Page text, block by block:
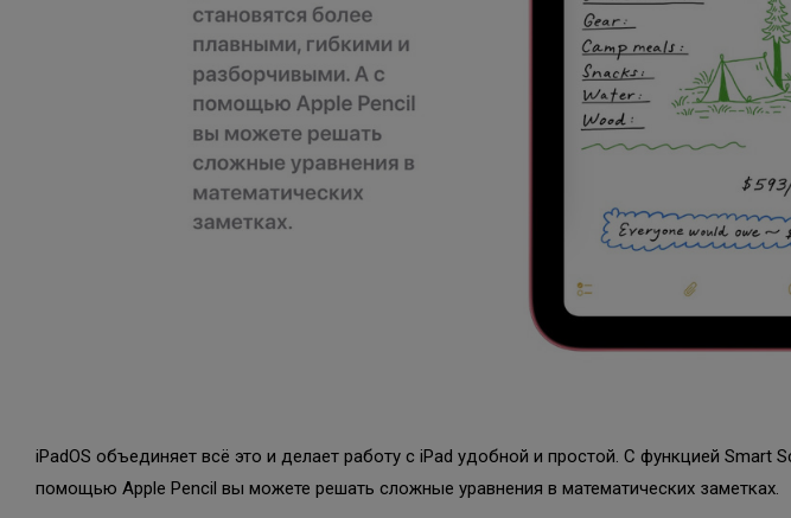
iPadOS объединяет всё это и делает работу с iPad удобной и простой. С функцией
помощью Apple Pencil вы можете решать сложные уравнения в математических заметках.